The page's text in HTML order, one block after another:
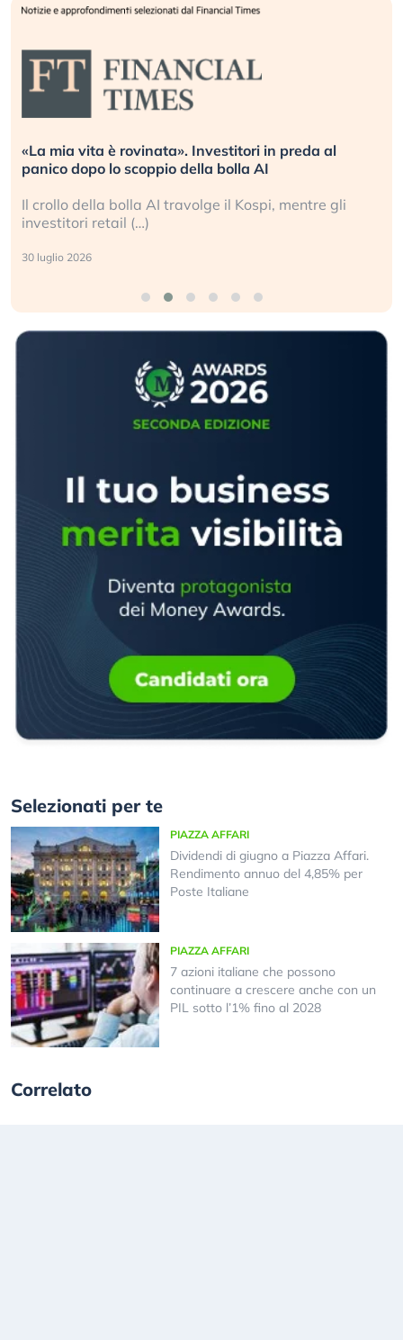
in preda al
bolla AI
il Kospi, mentre gli
Quando la finanza pesa più
L’America sta ripetendo gli
La ricchezza mondiale
Selezionati per te
PIAZZA AFFARI
Dividendi di giugno a Piazza Affari.
Rendimento annuo del 4,85% per
Poste Italiane
PIAZZA AFFARI
7 azioni italiane che possono
continuare a crescere anche con un
PIL sotto l’1% fino al 2028
Correlato